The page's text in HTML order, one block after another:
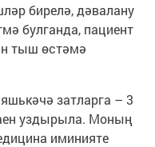
бирелә, дәвалану
булганда, пациент
тыш өстәмә
затларга – 3
уздырыла. Моның
иминияте